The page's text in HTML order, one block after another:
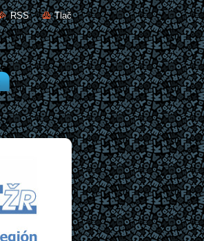
RSS Tlač